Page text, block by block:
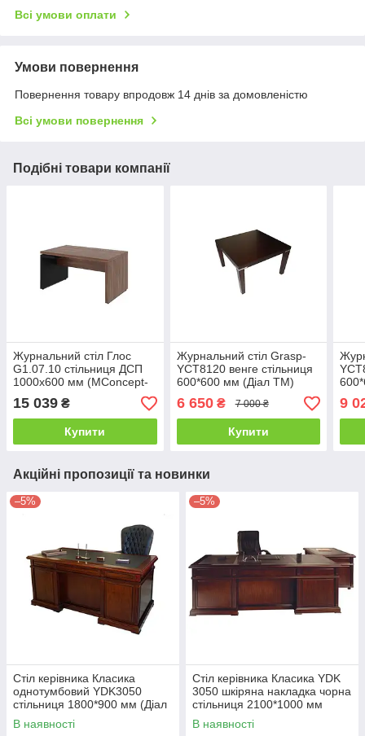
Всі умови оплати
Умови повернення
Повернення товару впродовж 14 днів за домовленістю
Всі умови повернення
Подібні товари компанії
Журнальний стіл Глос
G1.07.10 стільниця ДСП
1000х600 мм (MConcept-
ТМ)
15 039 ₴
Купити
Журнальний стіл Grasp-
YCT8120 венге стільниця
600*600 мм (Діал ТМ)
6 650₴ 7 000 ₴
Купити
9
Акційні пропозиції та новинки
–5%
Стіл керівника Класика
однотумбовий YDK3050
стільниця 1800*900 мм (Діал
ТМ)
В наявності
–5%
Стіл керівника Класика YDK
3050 шкіряна накладка чорна
стільниця 2100*1000 мм
(Діал ТМ)
В наявності